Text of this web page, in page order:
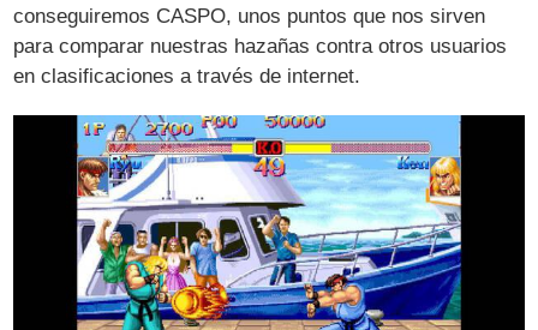
conseguiremos CASPO, unos puntos que nos sirven
para comparar nuestras hazañas contra otros usuarios
en clasificaciones a través de internet.